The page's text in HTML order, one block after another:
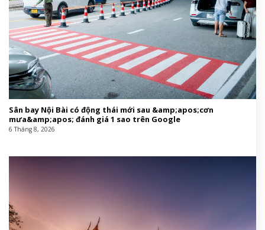
Sân bay Nội Bài có động thái mới sau &amp;apos;cơn
mưa&amp;apos; đánh giá 1 sao trên Google
6 Tháng 8, 2026